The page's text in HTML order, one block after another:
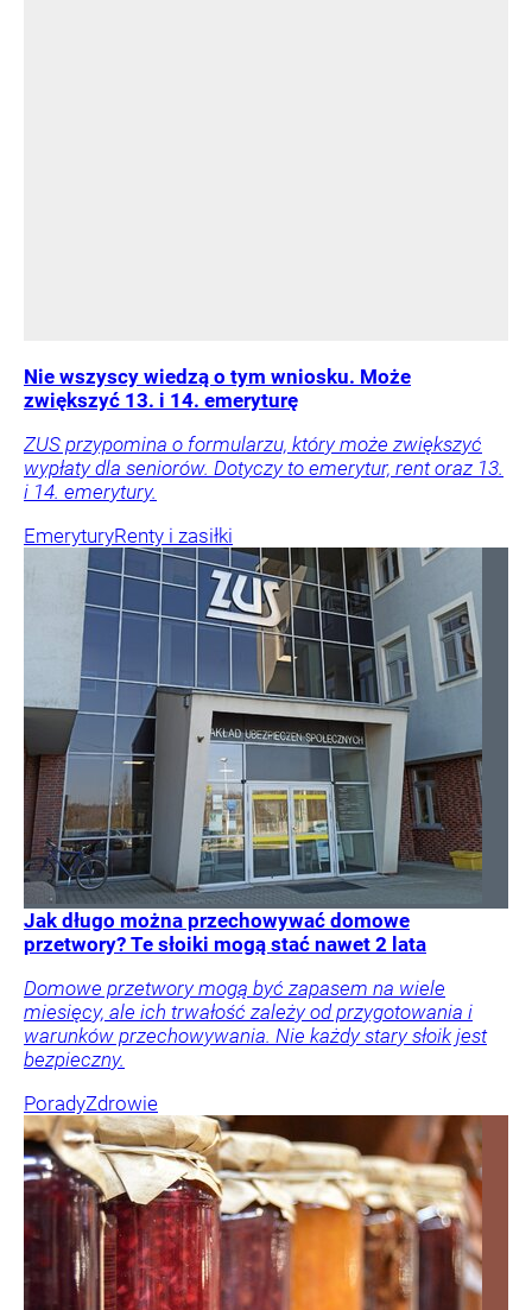
Nie wszyscy wiedzą o tym wniosku. Może
zwiększyć 13. i 14. emeryturę
ZUS przypomina o formularzu, który może zwiększyć
wypłaty dla seniorów. Dotyczy to emerytur, rent oraz 13.
i 14. emerytury.
EmeryturyRenty i zasiłki
Jak długo można przechowywać domowe
przetwory? Te słoiki mogą stać nawet 2 lata
Domowe przetwory mogą być zapasem na wiele
miesięcy, ale ich trwałość zależy od przygotowania i
warunków przechowywania. Nie każdy stary słoik jest
bezpieczny.
PoradyZdrowie